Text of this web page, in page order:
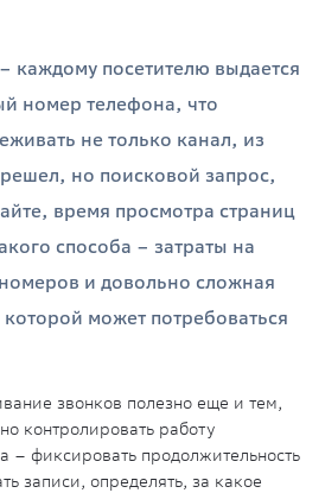
каждому посетителю выдается
номер телефона, что
не только канал, из
но поисковой запрос,
время просмотра страниц
способа – затраты на
и довольно сложная
может потребоваться
звонков полезно еще и тем,
контролировать работу
– фиксировать продолжительность
записи, определять, за какое